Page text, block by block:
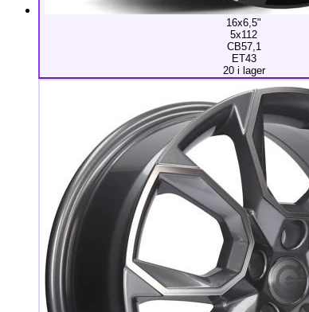
16x6,5"
5x112
CB57,1
ET43
20 i lager